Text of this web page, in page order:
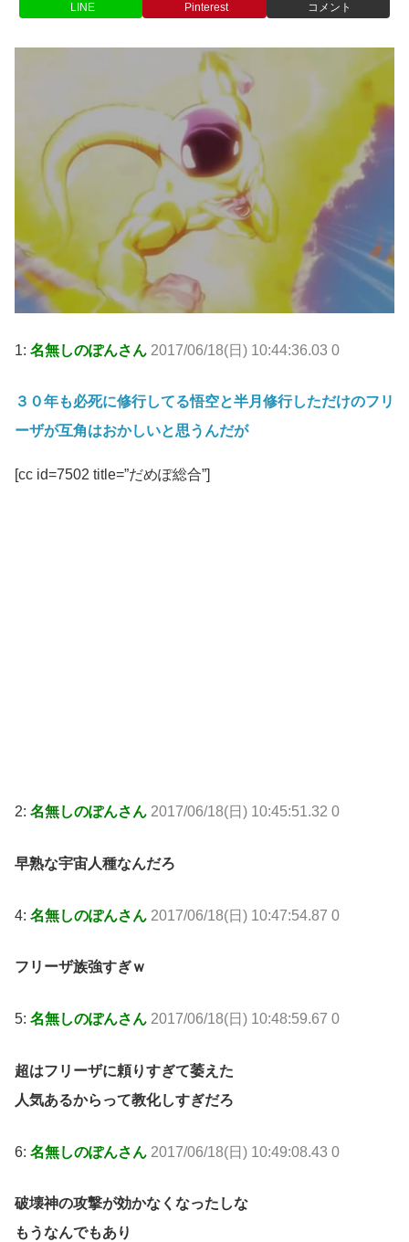
LINE Pinterest コメント
1: 名無しのぽんさん 2017/06/18(日) 10:44:36.03 0
３０年も必死に修行してる悟空と半月修行しただけのフリ
ーザが互角はおかしいと思うんだが
[cc id=7502 title=”だめぽ総合”]
2: 名無しのぽんさん 2017/06/18(日) 10:45:51.32 0
早熟な宇宙人種なんだろ
4: 名無しのぽんさん 2017/06/18(日) 10:47:54.87 0
フリーザ族強すぎｗ
5: 名無しのぽんさん 2017/06/18(日) 10:48:59.67 0
超はフリーザに頼りすぎて萎えた
人気あるからって教化しすぎだろ
6: 名無しのぽんさん 2017/06/18(日) 10:49:08.43 0
破壊神の攻撃が効かなくなったしな
もうなんでもあり